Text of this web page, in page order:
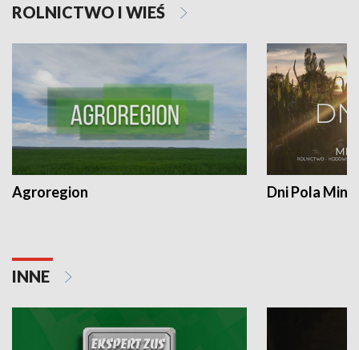
ROLNICTWO I WIEŚ
Agroregion Dni Pola
INNE